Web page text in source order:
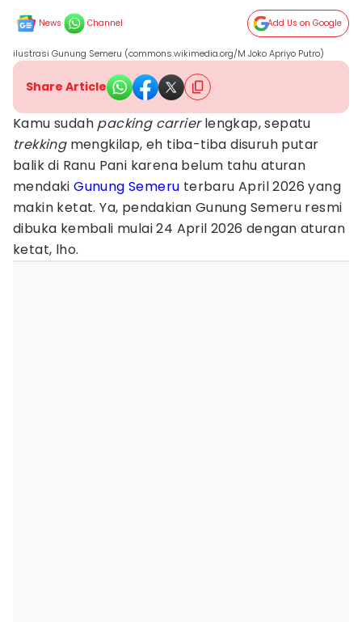
News Channel Add Us on Google
ilustrasi Gunung Semeru (commons.wikimedia.org/M Joko Apriyo Putro)
Share Article
Kamu sudah packing carrierlengkap, sepatu
trekkingmengkilap, eh tiba-tiba disuruh putar
balik di Ranu Pani karena belum tahu aturan
mendakiGunung Semeru terbaru April 2026 yang
makin ketat. Ya, pendakian Gunung Semeru resmi
dibuka kembali mulai 24 April 2026 dengan aturan
ketat, lho.